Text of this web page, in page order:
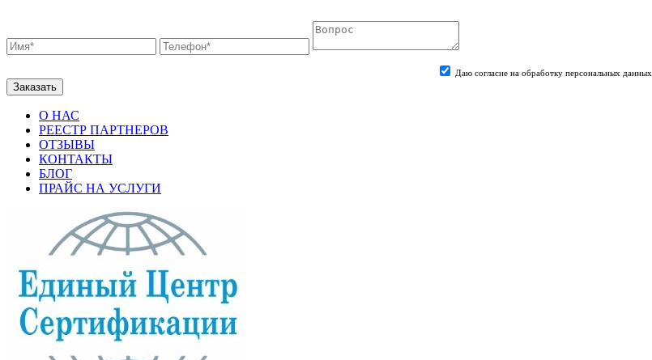
Даю согласие на обработку персональных данных
О НАС
РЕЕСТР ПАРТНЕРОВ
ОТЗЫВЫ
КОНТАКТЫ
БЛОГ
ПРАЙС НА УСЛУГИ